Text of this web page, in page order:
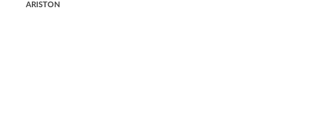
ARISTON